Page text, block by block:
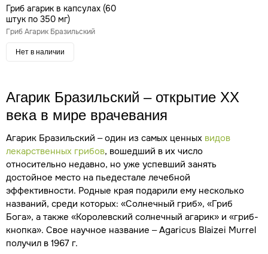
Гриб агарик в капсулах (60
штук по 350 мг)
Гриб Агарик Бразильский
Нет в наличии
Агарик Бразильский – открытие XX
века в мире врачевания
Агарик Бразильский – один из самых ценных видов
лекарственных грибов, вошедший в их число
относительно недавно, но уже успевший занять
достойное место на пьедестале лечебной
эффективности. Родные края подарили ему несколько
названий, среди которых: «Солнечный гриб», «Гриб
Бога», а также «Королевский солнечный агарик» и «гриб-
кнопка». Свое научное название – Agaricus Blaizei Murrel
получил в 1967 г.